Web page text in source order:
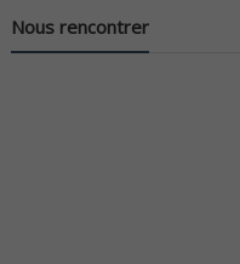
Nous rencontrer